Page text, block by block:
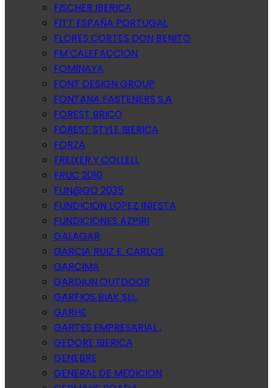
FISCHER IBERICA
FITT ESPAÑA PORTUGAL
FLORES CORTES DON BENITO
FM CALEFACCION
FOMINAYA
FONT DESIGN GROUP
FONTANA FASTENERS S.A
FOREST BRICO
FOREST STYLE IBERICA
FORZA
FREIXER Y COLLELL
FRUC 2010
FUN@GO 2035
FUNDICION LOPEZ INIESTA
FUNDICIONES AZPIRI
GALAGAR
GARCIA RUIZ E. CARLOS
GARCIMA
GARDIUN OUTDOOR
GARFIOS BIAK SLL.
GARHE
GARTES EMPRESARIAL ,
GEDORE IBERICA
GENEBRE
GENERAL DE MEDICION